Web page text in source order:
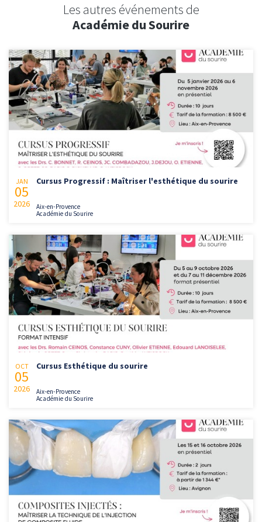
Les autres événements de
Académie du Sourire
JAN
05
2026
Cursus Progressif : Maîtriser l'esthétique du sourire
Aix-en-Provence
Académie du Sourire
OCT
05
2026
Cursus Esthétique du sourire
Aix-en-Provence
Académie du Sourire